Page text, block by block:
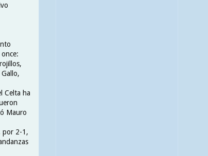
Celta ha
Mauro
por 2-1,